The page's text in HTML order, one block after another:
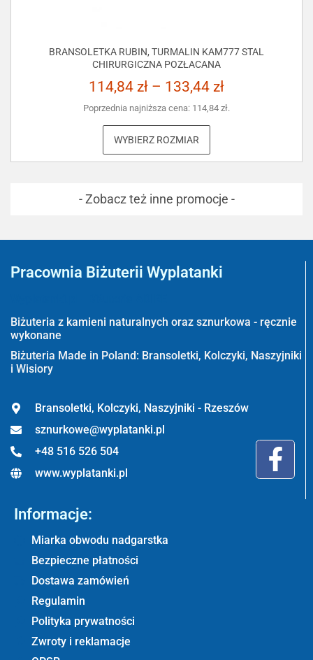
BRANSOLETKA RUBIN, TURMALIN KAM777 STAL
CHIRURGICZNA POZŁACANA
114,84 zł – 133,44 zł
Poprzednia najniższa cena: 114,84 zł.
WYBIERZ ROZMIAR
- Zobacz też inne promocje -
Pracownia Biżuterii Wyplatanki
Biżuteria z kamieni naturalnych oraz sznurkowa - ręcznie
wykonane
Biżuteria Made in Poland: Bransoletki, Kolczyki, Naszyjniki
i Wisiory
Bransoletki, Kolczyki, Naszyjniki - Rzeszów
sznurkowe@wyplatanki.pl
+48 516 526 504
www.wyplatanki.pl
Informacje:
Miarka obwodu nadgarstka
Bezpieczne płatności
Dostawa zamówień
Regulamin
Polityka prywatności
Zwroty i reklamacje